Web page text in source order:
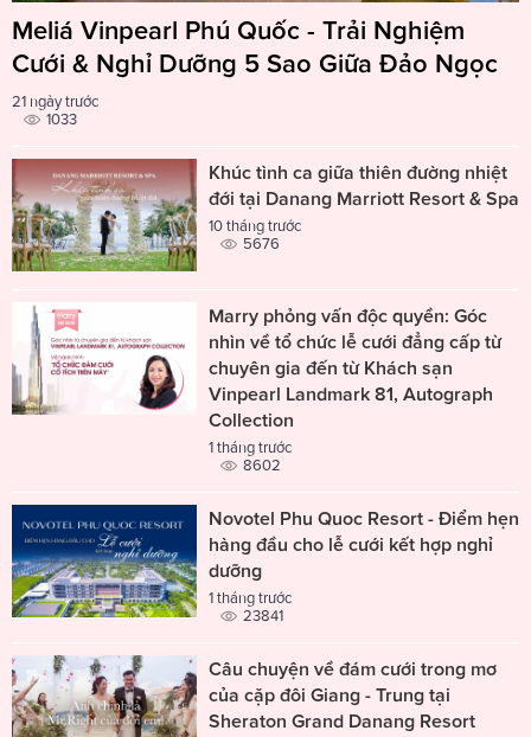
Meliá Vinpearl Phú Quốc - Trải Nghiệm
Cưới & Nghỉ Dưỡng 5 Sao Giữa Đảo Ngọc
21 ngày trước
1033
Khúc tình ca giữa thiên đường nhiệt
đới tại Danang Marriott Resort & Spa
10 tháng trước
5676
Marry phỏng vấn độc quyền: Góc
nhìn về tổ chức lễ cưới đẳng cấp từ
chuyên gia đến từ Khách sạn
Vinpearl Landmark 81, Autograph
Collection
1 tháng trước
8602
Novotel Phu Quoc Resort - Điểm hẹn
hàng đầu cho lễ cưới kết hợp nghỉ
dưỡng
1 tháng trước
23841
Câu chuyện về đám cưới trong mơ
của cặp đôi Giang - Trung tại
Sheraton Grand Danang Resort